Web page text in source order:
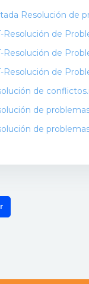
Resolución de
Resolución de
Resolución de
Resolución de
de
de
de